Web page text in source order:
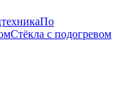
По
Стёкла с подогревом